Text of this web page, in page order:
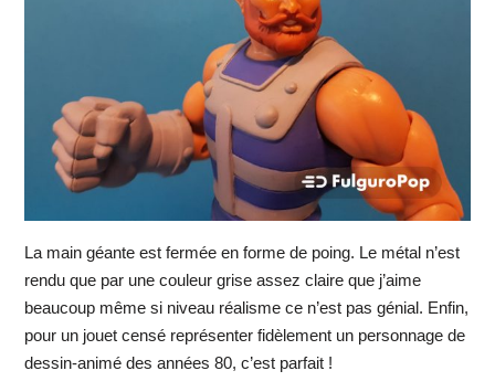
La main géante est fermée en forme de poing. Le métal n’est
rendu que par une couleur grise assez claire que j’aime
beaucoup même si niveau réalisme ce n’est pas génial. Enfin,
pour un jouet censé représenter fidèlement un personnage de
dessin-animé des années 80, c’est parfait !